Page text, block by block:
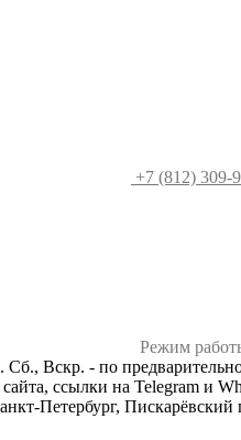
+7 (812) 309-
Режим
Вскр. - по
ссылки на Telegram и
Петербург, Пискарёвский